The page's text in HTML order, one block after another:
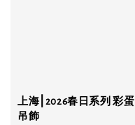
上海⎮2026春日系列 彩蛋
吊飾